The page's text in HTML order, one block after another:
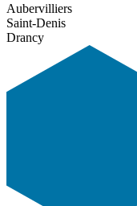
Aubervilliers
Saint-Denis
Drancy